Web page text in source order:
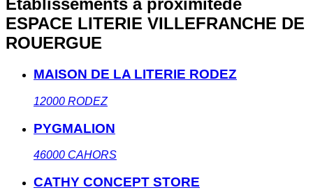
Établissements à proximitéde
ESPACE LITERIE VILLEFRANCHE DE
ROUERGUE
MAISON DE LA LITERIE RODEZ
12000 RODEZ
PYGMALION
46000 CAHORS
CATHY CONCEPT STORE